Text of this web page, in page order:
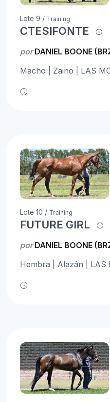
Lote 9 / Training
CTESIFONTE
porDANIEL BOONE
Macho | Zaino | LAS
Lote 10 / Training
FUTURE GIRL
porDANIEL BOONE
Hembra | Alazán | LAS